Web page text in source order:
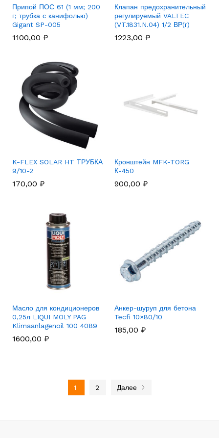
Припой ПОС 61 (1 мм; 200
г; трубка с канифолью)
Gigant SP-005
1100,00 ₽
Клапан предохранительный
регулируемый VALTEC
(VT.1831.N.04) 1/2 ВР(г)
1223,00 ₽
K-FLEX SOLAR HT ТРУБКА
9/10-2
170,00 ₽
Кронштейн MFK-TORG
К-450
900,00 ₽
Масло для кондиционеров
0,25л LIQUI MOLY PAG
Klimaanlagenoil 100 4089
1600,00 ₽
Анкер-шуруп для бетона
Tecfi 10×80/10
185,00 ₽
1 2 Далее